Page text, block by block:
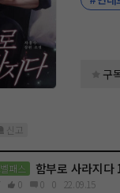
구
신고
패스 함부로 사라지다
0 0 0 22.09.15